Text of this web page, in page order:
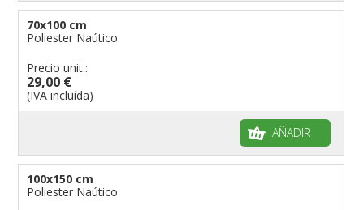
banderas para eventos
banderas para bicicletas
Banderas para tiendas
banderas para Palios
Banderas para embajadas
banderas para parques
Dimensiones de las banderas
70x100 cm
Poliester Naútico
Precio unit.:
29,00 €
(IVA incluída)
AÑADIR
100x150 cm
Poliester Naútico